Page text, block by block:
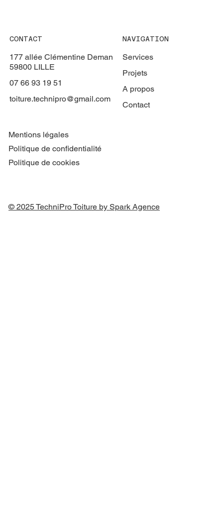
CONTACT
177 allée Clémentine Deman
59800 LILLE
07 66 93 19 51
toiture.technipro@gmail.com
NAVIGATION
Services
Projets
A propos
Contact
Mentions légales
Politique de confidentialité
Politique de cookies
© 2025 TechniPro Toiture by Spark Agence